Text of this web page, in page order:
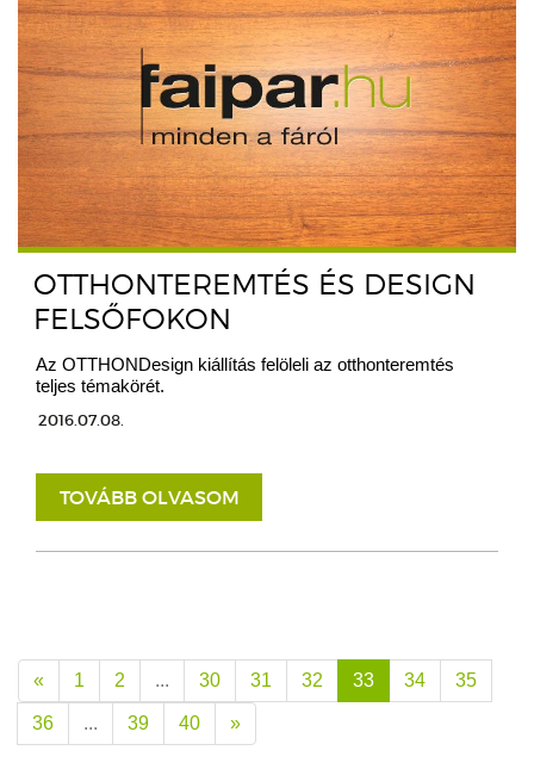
OTTHONTEREMTÉS ÉS DESIGN
FELSŐFOKON
Az OTTHONDesign kiállítás felöleli az otthonteremtés
teljes témakörét.
2016.07.08.
TOVÁBB OLVASOM
« 1 2 ... 30 31 32 33 34 35
36 ... 39 40 »